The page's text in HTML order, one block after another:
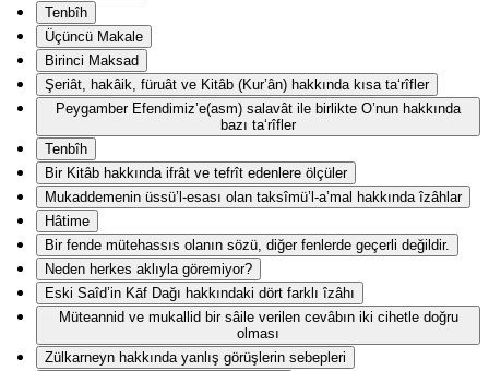
Tenbîh
Üçüncü Makale
Birinci Maksad
Şeriât, hakâik, füruât ve Kitâb (Kur’ân) hakkında kısa ta‘rîfler
Peygamber Efendimiz’e(asm) salavât ile birlikte O’nun hakkında
bazı ta‘rîfler
Tenbîh
Bir Kitâb hakkında ifrât ve tefrît edenlere ölçüler
Mukaddemenin üssü’l-esası olan taksîmü’l-a’mal hakkında îzâhlar
Hâtime
Bir fende mütehassıs olanın sözü, diğer fenlerde geçerli değildir.
Neden herkes aklıyla göremiyor?
Eski Saîd’in Kāf Dağı hakkındaki dört farklı îzâhı
Müteannid ve mukallid bir sâile verilen cevâbın iki cihetle doğru
olması
Zülkarneyn hakkında yanlış görüşlerin sebepleri